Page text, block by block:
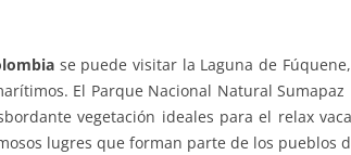
se puede visitar la Laguna de
El Parque Nacional Natural
vegetación ideales para el relax
lugres que forman parte de los pueblos